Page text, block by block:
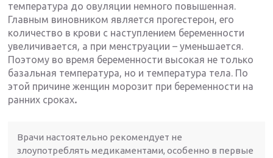
температура до овуляции немного повышенная.
Главным виновником является прогестерон, его
количество в крови с наступлением беременности
увеличивается, а при менструации – уменьшается.
Поэтому во время беременности высокая не только
базальная температура, но и температура тела. По
этой причине женщин морозит при беременности на
ранних сроках.
Врачи настоятельно рекомендует не
злоупотреблять медикаментами, особенно в первые